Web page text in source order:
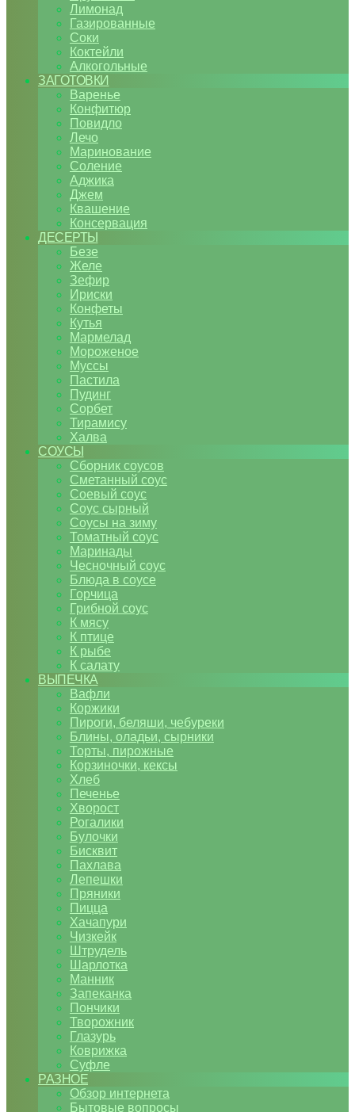
Лимонад
Газированные
Соки
Коктейли
Алкогольные
ЗАГОТОВКИ
Варенье
Конфитюр
Повидло
Лечо
Маринование
Соление
Аджика
Джем
Квашение
Консервация
ДЕСЕРТЫ
Безе
Желе
Зефир
Ириски
Конфеты
Кутья
Мармелад
Мороженое
Муссы
Пастила
Пудинг
Сорбет
Тирамису
Халва
СОУСЫ
Сборник соусов
Сметанный соус
Соевый соус
Соус сырный
Соусы на зиму
Томатный соус
Маринады
Чесночный соус
Блюда в соусе
Горчица
Грибной соус
К мясу
К птице
К рыбе
К салату
ВЫПЕЧКА
Вафли
Коржики
Пироги, беляши, чебуреки
Блины, оладьи, сырники
Торты, пирожные
Корзиночки, кексы
Хлеб
Печенье
Хворост
Рогалики
Булочки
Бисквит
Пахлава
Лепешки
Пряники
Пицца
Хачапури
Чизкейк
Штрудель
Шарлотка
Манник
Запеканка
Пончики
Творожник
Глазурь
Коврижка
Суфле
РАЗНОЕ
Обзор интернета
Бытовые вопросы